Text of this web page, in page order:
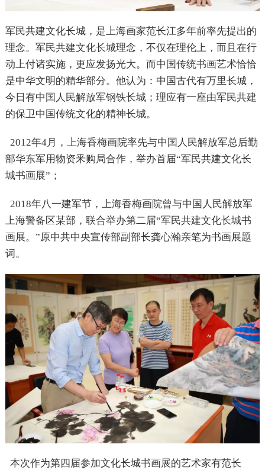
军民共建文化长城，是上海画家范长江多年前率先提出的
理念。军民共建文化长城理念，不仅在理伦上，而且在行
动上付诸实施，更应发扬光大。而中国传统书画艺术恰恰
是中华文明的精华部分。他认为：中国古代有万里长城，
今日有中国人民解放军钢铁长城；理应有一座由军民共建
的保卫中国传统文化的精神长城。
2012年4月，上海香梅画院率先与中国人民解放军总后勤
部华东军用物资釆购局合作，举办首届“军民共建文化长
城书画展”；
2018年八一建军节，上海香梅画院曾与中国人民解放军
上海警备区某部，联合举办第二届“军民共建文化长城书
画展。”原中共中央宣传部副部长龚心瀚亲笔为书画展题
词。
本次作为第四届参加文化长城书画展的艺术家有范长